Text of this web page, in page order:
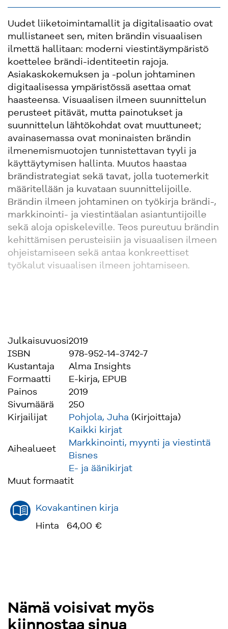
Uudet liiketoimintamallit ja digitalisaatio ovat
mullistaneet sen, miten brändin visuaalisen
ilmettä hallitaan: moderni viestintäympäristö
koettelee brändi-identiteetin rajoja.
Asiakaskokemuksen ja -polun johtaminen
digitaalisessa ympäristössä asettaa omat
haasteensa. Visuaalisen ilmeen suunnittelun
perusteet pitävät, mutta painotukset ja
suunnittelun lähtökohdat ovat muuttuneet;
avainasemassa ovat moninaisten brändin
ilmenemismuotojen tunnistettavan tyyli ja
käyttäytymisen hallinta. Muutos haastaa
brändistrategiat sekä tavat, jolla tuotemerkit
määritellään ja kuvataan suunnittelijoille.
Brändin ilmeen johtaminen on työkirja brändi-,
markkinointi- ja viestintäalan asiantuntijoille
sekä aloja opiskeleville. Teos pureutuu brändin
kehittämisen perusteisiin ja visuaalisen ilmeen
ohjeistamiseen sekä antaa konkreettiset
työkalut visuaalisen ilmeen johtamiseen.
Julkaisuvuosi2019
ISBN
978-952-14-3742-7
Kustantaja
Alma Insights
Formaatti
E-kirja, EPUB
Painos
2019
Sivumäärä
250
Kirjailijat
Pohjola, Juha (Kirjoittaja)
Aihealueet
Kaikki kirjat
Markkinointi, myynti ja viestintä
Bisnes
E- ja äänikirjat
Muut formaatit
Kovakantinen kirja
Hinta
64,00 €
Nämä voisivat myös
kiinnostaa sinua